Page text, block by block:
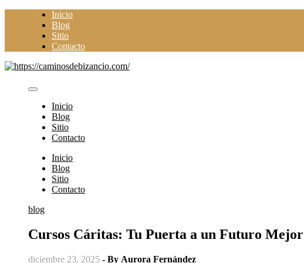
Inicio
Blog
Sitio
Contacto
Inicio
Blog
Sitio
Contacto
Inicio
Blog
Sitio
Contacto
blog
Cursos Cáritas: Tu Puerta a un Futuro Mejor
diciembre 23, 2025 - By Aurora Fernández